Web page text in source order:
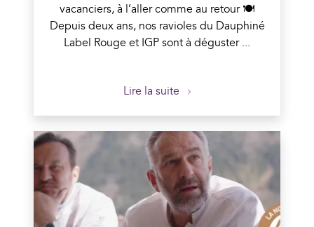
vacanciers, à l’aller comme au retour 🍽️
Depuis deux ans, nos ravioles du Dauphiné
Label Rouge et IGP sont à déguster ...
Lire la suite